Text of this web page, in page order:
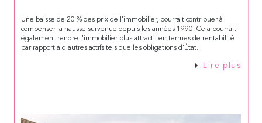
Une baisse de 20 % des prix de l'immobilier, pourrait contribuer à
compenser la hausse survenue depuis les années 1990. Cela pourrait
également rendre l'immobilier plus attractif en termes de rentabilité
par rapport à d'autres actifs tels que les obligations d'État.
Lire plus